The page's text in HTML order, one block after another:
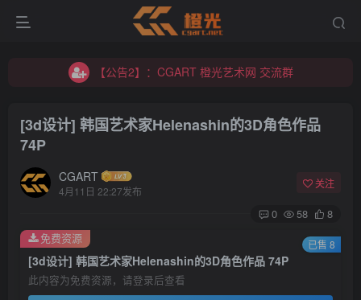
【公告2】：CGART 橙光艺术网 交流群
【公告2】：CGART 橙光艺术网 交流群
[3d设计] 韩国艺术家Helenashin的3D角色作品
74P
CGART
4月11日 22:27发布
关注
0 58 8
[3d设计] 韩国艺术家Helenashin的3D角色作品 74P
此内容为免费资源，请登录后查看
免费资源 已售 8
登录
没有账号？立即注册